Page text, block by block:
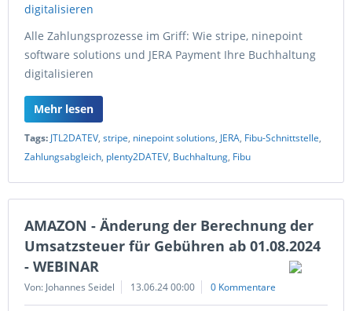
Alle Zahlungsprozesse im Griff: Wie stripe, ninepoint
software solutions und JERA Payment Ihre Buchhaltung
digitalisieren
Mehr lesen
Tags: JTL2DATEV, stripe, ninepoint solutions, JERA, Fibu-Schnittstelle,
Zahlungsabgleich, plenty2DATEV, Buchhaltung, Fibu
AMAZON - Änderung der Berechnung der
Umsatzsteuer für Gebühren ab 01.08.2024
- WEBINAR
Von: Johannes Seidel 13.06.24 00:00 0 Kommentare